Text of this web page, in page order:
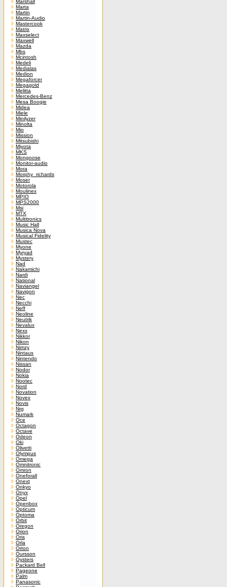
Marshall
Marta
Martin
Martin-Audio
Mastercook
Matrix
Maxselect
Maxwell
Mazda
Mbs
Mcintosh
Medeli
Medialas
Medion
Megaforcer
Megagold
Melitta
Mercedes-Benz
Mesa Boogie
Midea
Miele
Minilyzer
Minolta
Mio
Mission
Mitsubishi
Miyota
MKS
Mongoose
Monitor-audio
Mora
Morphy_richards
Moser
Motorola
Moulinex
MPIO
MPS2000
Msi
MTX
Multitronics
Music Hall
Musica Nova
Musical Fidelity
Mustec
Myone
Myryad
Mystery
Nad
Nakamichi
Nardi
National
Naviangel
Navigon
Nec
Necchi
Neff
Neoline
Neutrik
Nevalux
Nexx
Nikkor
Nikon
Nimzy
Nintaus
Nintendo
Nissan
Nodor
Nokia
Nootec
Nord
Novation
Novex
Novis
Nrg
Numark
Oce
Octagon
Octave
Odeon
Oki
Olivetti
Olympus
Omega
Omnitronic
Omron
Oneforall
Onext
Onkyo
Onyx
Opel
Openbox
Opticum
Optoma
Orbit
Oregon
Orion
Oris
Orla
Orton
Oursson
Oysters
Packard Bell
Pageone
Palm
Panasonic